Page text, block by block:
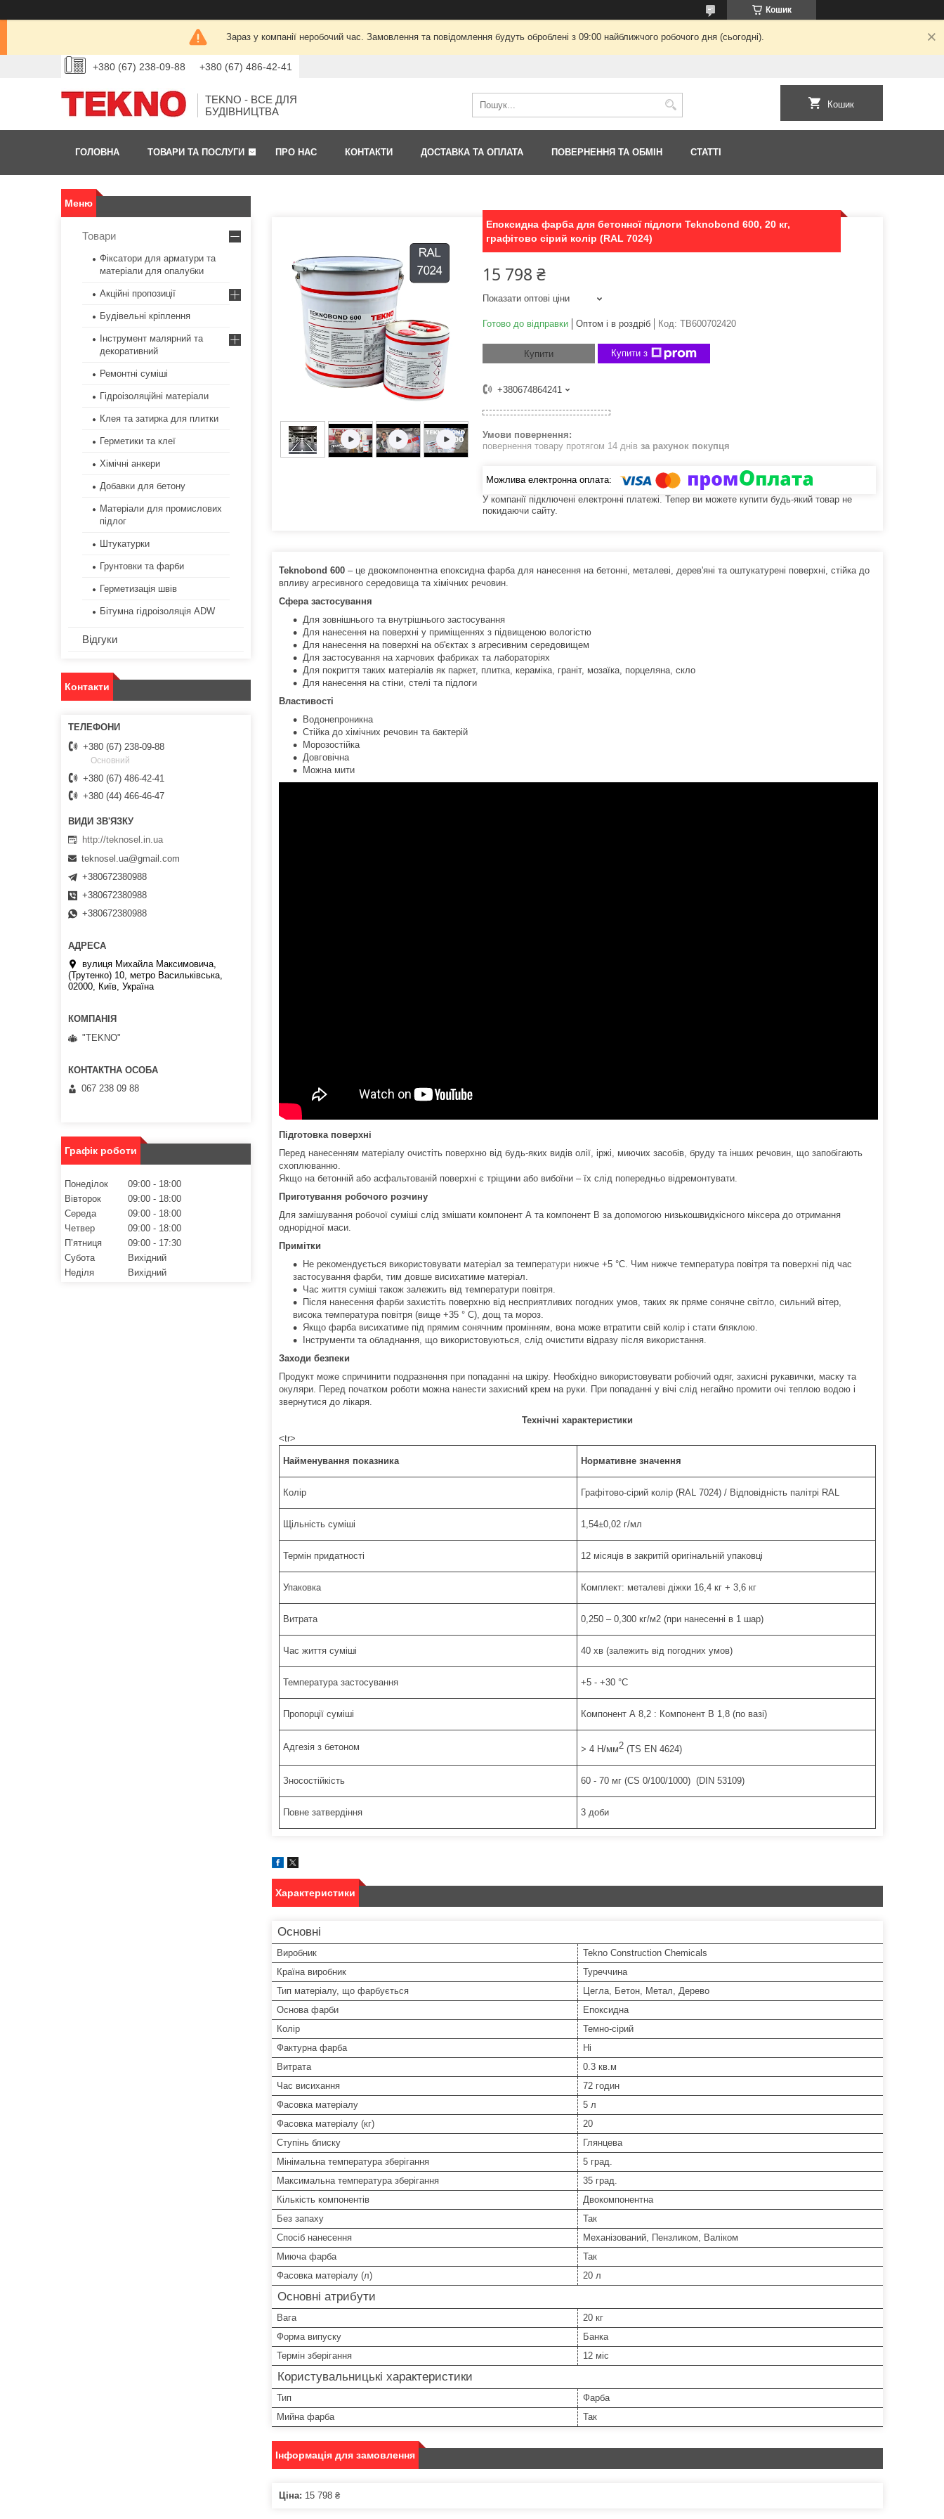
Кошик
Зараз у компанії неробочий час. Замовлення та повідомлення будуть оброблені з 09:00 найближчого робочого дня (сьогодні).
+380 (67) 238-09-88 +380 (67) 486-42-41
TEKNO - ВСЕ ДЛЯ
БУДІВНИЦТВА
Кошик
ГОЛОВНА ТОВАРИ ТА ПОСЛУГИ ПРО НАС КОНТАКТИ ДОСТАВКА ТА ОПЛАТА ПОВЕРНЕННЯ ТА ОБМІН СТАТТІ
Епоксидна фарба для бетонної підлоги Teknobond 600, 20 кг,
графітово сірий колір (RAL 7024)
15 798 ₴
Показати оптові ціни
Готово до відправки Оптом і в роздріб Код: TB600702420
Купити Купити з
+380674864241
повернення товару протягом 14 днів за рахунок покупця
У компанії підключені електронні платежі. Тепер ви можете купити будь-який товар не
покидаючи сайту.
Teknobond 600 – це двокомпонентна епоксидна фарба для нанесення на бетонні, металеві, дерев'яні та оштукатурені поверхні, стійка до
впливу агресивного середовища та хімічних речовин.
Сфера застосування
Для зовнішнього та внутрішнього застосування
Для нанесення на поверхні у приміщеннях з підвищеною вологістю
Для нанесення на поверхні на об'єктах з агресивним середовищем
Для застосування на харчових фабриках та лабораторіях
Для покриття таких матеріалів як паркет, плитка, кераміка, граніт, мозаїка, порцеляна, скло
Для нанесення на стіни, стелі та підлоги
Властивості
Водонепроникна
Стійка до хімічних речовин та бактерій
Морозостійка
Довговічна
Можна мити
Підготовка поверхні
Перед нанесенням матеріалу очистіть поверхню від будь-яких видів олії, іржі, миючих засобів, бруду та інших речовин, що запобігають
схоплюванню.
Якщо на бетонній або асфальтованій поверхні є тріщини або вибоїни – їх слід попередньо відремонтувати.
Приготування робочого розчину
Для замішування робочої суміші слід змішати компонент А та компонент B за допомогою низькошвидкісного міксера до отримання
однорідної маси.
Примітки
Не рекомендується використовувати матеріал за температури нижче +5 °C. Чим нижче температура повітря та поверхні під час
застосування фарби, тим довше висихатиме матеріал.
Час життя суміші також залежить від температури повітря.
Після нанесення фарби захистіть поверхню від несприятливих погодних умов, таких як пряме сонячне світло, сильний вітер,
висока температура повітря (вище +35 ° C), дощ та мороз.
Якщо фарба висихатиме під прямим сонячним промінням, вона може втратити свій колір і стати бляклою.
Інструменти та обладнання, що використовуються, слід очистити відразу після використання.
Заходи безпеки
Продукт може спричинити подразнення при попаданні на шкіру. Необхідно використовувати робіочий одяг, захисні рукавички, маску та
окуляри. Перед початком роботи можна нанести захисний крем на руки. При попаданні у вічі слід негайно промити очі теплою водою і
звернутися до лікаря.
Технічні характеристики
<tr>
Найменування показника Нормативне значення
Колір Графітово-сірий колір (RAL 7024) / Відповідність палітрі RAL
Щільність суміші 1,54±0,02 г/мл
Термін придатності 12 місяців в закритій оригінальній упаковці
Упаковка Комплект: металеві діжки 16,4 кг + 3,6 кг
Витрата 0,250 – 0,300 кг/м2 (при нанесенні в 1 шар)
Час життя суміші 40 хв (залежить від погодних умов)
Температура застосування +5 - +30 °C
Пропорції суміші Компонент А 8,2 : Компонент B 1,8 (по вазі)
Адгезія з бетоном > 4 H/мм2 (TS EN 4624)
Зносостійкість 60 - 70 мг (CS 0/100/1000) (DIN 53109)
Повне затвердіння 3 доби
Характеристики
Основні
Виробник
Tekno Construction Chemicals
Країна виробник
Туреччина
Тип матеріалу, що фарбується
Цегла, Бетон, Метал, Дерево
Основа фарби
Епоксидна
Колір
Темно-сірий
Фактурна фарба
Ні
Витрата
0.3 кв.м
Час висихання
72 годин
Фасовка матеріалу
5 л
Фасовка матеріалу (кг)
20
Ступінь блиску
Глянцева
Мінімальна температура зберігання
5 град.
Максимальна температура зберігання
35 град.
Кількість компонентів
Двокомпонентна
Без запаху
Так
Спосіб нанесення
Механізований, Пензликом, Валіком
Миюча фарба
Так
Фасовка матеріалу (л)
20 л
Основні атрибути
Вага
20 кг
Форма випуску
Банка
Термін зберігання
12 міс
Користувальницькі характеристики
Тип
Фарба
Мийна фарба
Так
Інформація для замовлення
Ціна: 15 798 ₴
Товари
Фіксатори для арматури та
матеріали для опалубки
Акційні пропозиції
Будівельні кріплення
Інструмент малярний та
декоративний
Ремонтні суміші
Гідроізоляційні матеріали
Клея та затирка для плитки
Герметики та клеї
Хімічні анкери
Добавки для бетону
Матеріали для промислових
підлог
Штукатурки
Грунтовки та фарби
Герметизація швів
Бітумна гідроізоляція ADW
Відгуки
Контакти
+380 (67) 238-09-88
Основний
+380 (67) 486-42-41
+380 (44) 466-46-47
http://teknosel.in.ua
teknosel.ua@gmail.com
+380672380988
+380672380988
+380672380988
вулиця Михайла Максимовича,
(Трутенко) 10, метро Васильківська,
02000, Київ, Україна
"TEKNO"
067 238 09 88
Графік роботи
Понеділок 09:00
18:00
Вівторок
09:00
18:00
Середа
09:00
18:00
Четвер
09:00
18:00
Пʼятниця
09:00
17:30
Субота
Вихідний
Неділя
Вихідний